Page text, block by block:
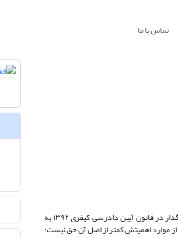
تماس با ما
رعایت حقوق طرف‌های دعوا در نظام عدالت کیفری نشان‌دهنده اهمیتی است که دولت‌ها به تشکیل دادرسی منصفانه می‌دهند. قانون‌گذار در قانون آیین دادرسی کیفری ۱۳۹۲ به
موارد اهمیتش کمتر از اصل آن حق نیست؛